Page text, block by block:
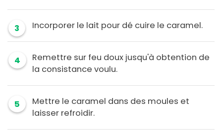
3 Incorporer le lait pour dé cuire le caramel.
4
Remettre sur feu doux jusqu'à obtention de
la consistance voulu.
5
Mettre le caramel dans des moules et
laisser refroidir.